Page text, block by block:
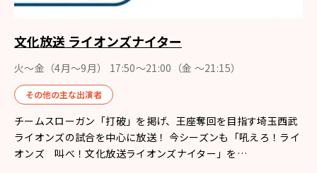
文化放送 ライオンズナイター
火～金（4月〜9月） 17:50～21:00（金 ～21:15）
その他の主な出演者
チームスローガン「打破」を掲げ、王座奪回を目指す埼玉西武
ライオンズの試合を中心に放送！ 今シーズンも「吼えろ！ライ
オンズ 叫べ！文化放送ライオンズナイター」を…